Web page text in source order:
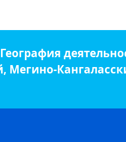
География
Мегино-